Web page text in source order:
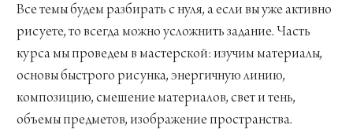
Все темы будем разбирать с нуля, а если вы уже активно
рисуете, то всегда можно усложнить задание. Часть
курса мы проведем в мастерской: изучим материалы,
основы быстрого рисунка, энергичную линию,
композицию, смешение материалов, свет и тень,
объемы предметов, изображение пространства.